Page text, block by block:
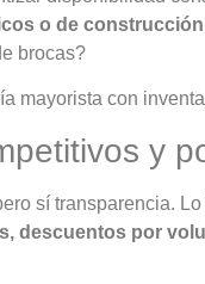
o de construcción
brocas?
mayorista con
y
sí transparencia.
descuentos por